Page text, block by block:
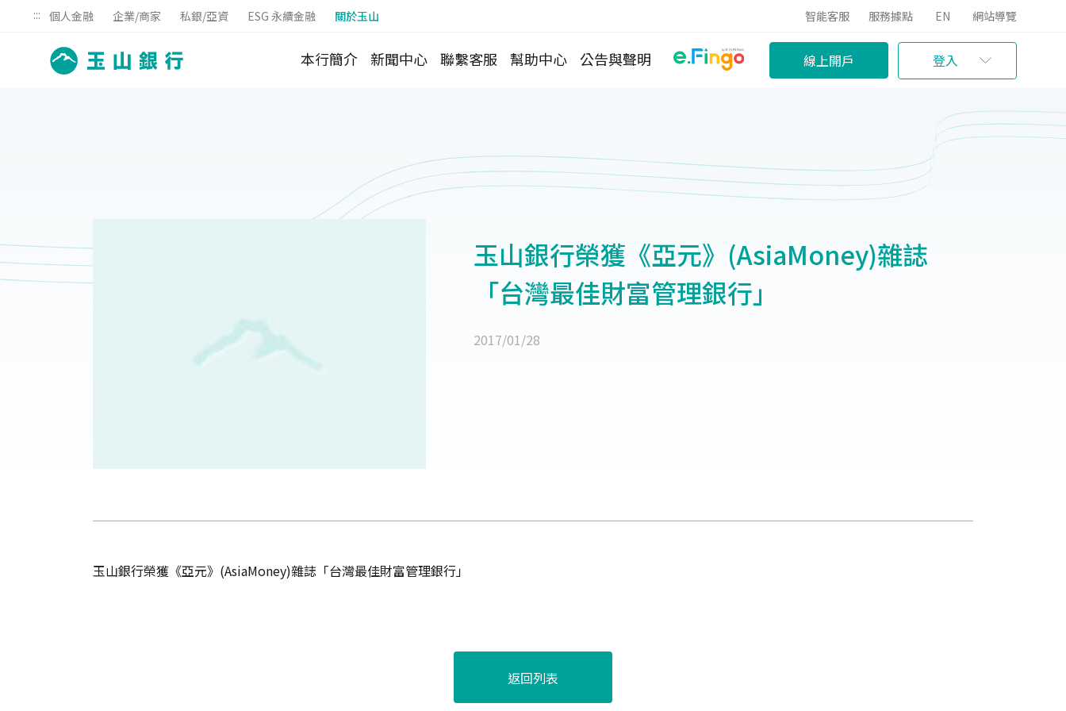
::: 個人金融 企業/商家 私銀/亞資 ESG 永續金融 關於玉山 智能客服 服務據點 EN 網站導覽
本行簡介 新聞中心 聯繫客服 幫助中心 公告與聲明 線上開戶 登入
玉山銀行榮獲《亞元》(AsiaMoney)雜誌
「台灣最佳財富管理銀行」
2017/01/28
玉山銀行榮獲《亞元》(AsiaMoney)雜誌「台灣最佳財富管理銀行」
返回列表